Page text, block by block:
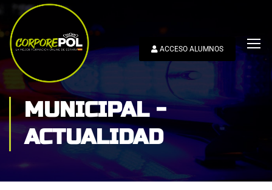
ACCESO ALUMNOS
MUNICIPAL -
ACTUALIDAD